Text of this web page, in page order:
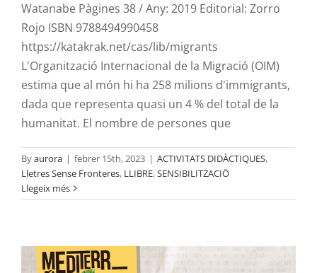
Watanabe Pàgines 38 / Any: 2019 Editorial: Zorro
Rojo ISBN 9788494990458
https://katakrak.net/cas/lib/migrants
L'Organització Internacional de la Migració (OIM)
estima que al món hi ha 258 milions d'immigrants,
dada que representa quasi un 4 % del total de la
humanitat. El nombre de persones que
Byaurora | febrer 15th, 2023 | ACTIVITATS DIDÀCTIQUES,
Lletres Sense Fronteres, LLIBRE,SENSIBILITZACIÖ
Llegeix més
LLetres sense fronteres: Mediterráneo
Negro. Cuerpos, fronteras y ciudadanía